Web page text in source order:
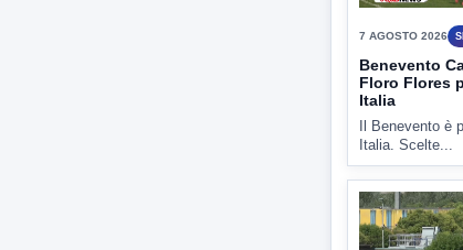
7 AGOSTO 2026
Miasmi e
Nessuna nuova